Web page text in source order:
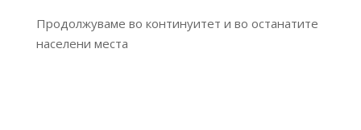
Продолжуваме во континуитет и во останатите
населени места